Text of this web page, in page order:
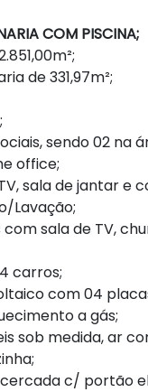
COM PISCINA;
de 331,97m²;
sendo 02 na
office;
sala de jantar e
Lavação;
sala de TV,
carros;
com 04
a gás;
sob medida, ar
c/ portão